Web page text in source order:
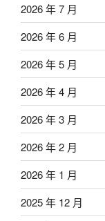
2026 年 7 月
2026 年 6 月
2026 年 5 月
2026 年 4 月
2026 年 3 月
2026 年 2 月
2026 年 1 月
2025 年 12 月